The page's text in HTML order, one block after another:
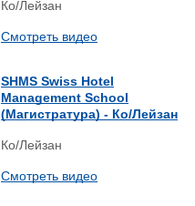
Ко/Лейзан
Смотреть видео
SHMS Swiss Hotel
Management School
(Магистратура) - Ко/Лейзан
Ко/Лейзан
Смотреть видео